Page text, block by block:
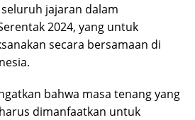
jajaran dalam
2024, yang untuk
secara bersamaan di
bahwa masa tenang yang
dimanfaatkan untuk